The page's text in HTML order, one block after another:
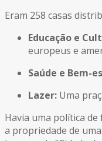
Eram 258 casas
Educação e
europeus e
Saúde e Bem-
Lazer: Uma
Havia uma política
a propriedade de